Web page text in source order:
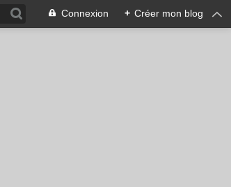
Connexion + Créer mon blog